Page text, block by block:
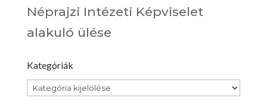
Néprajzi Intézeti Képviselet
alakuló ülése
Kategóriák
Kategóriák